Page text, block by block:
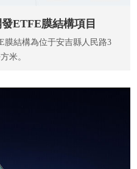
ETFE膜結構項目
膜結構為位于安吉縣人民路3
米。